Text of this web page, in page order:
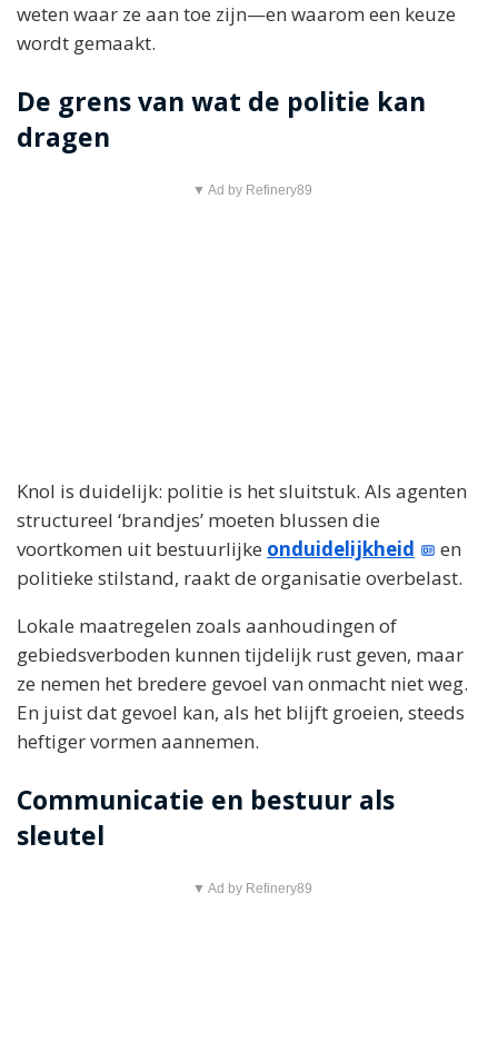
weten waar ze aan toe zijn—en waarom een keuze
wordt gemaakt.
De grens van wat de politie kan
dragen
▼ Ad by Refinery89
Knol is duidelijk: politie is het sluitstuk. Als agenten
structureel ‘brandjes’ moeten blussen die
voortkomen uit bestuurlijke onduidelijkheid
en
politieke stilstand, raakt de organisatie overbelast.
Lokale maatregelen zoals aanhoudingen of
gebiedsverboden kunnen tijdelijk rust geven, maar
ze nemen het bredere gevoel van onmacht niet weg.
En juist dat gevoel kan, als het blijft groeien, steeds
heftiger vormen aannemen.
Communicatie en bestuur als
sleutel
▼ Ad by Refinery89